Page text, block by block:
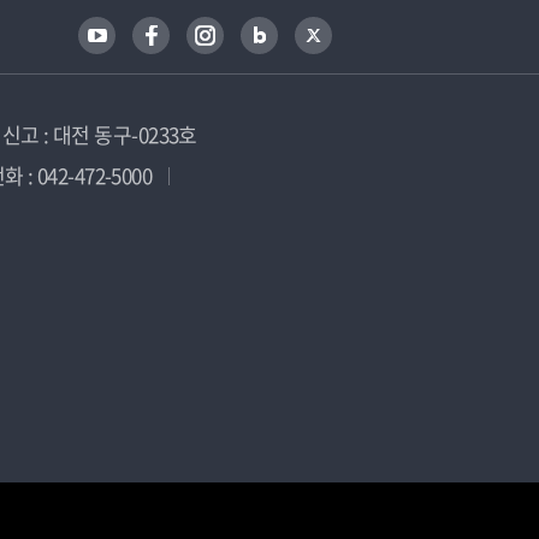
고 : 대전 동구-0233호
: 042-472-5000